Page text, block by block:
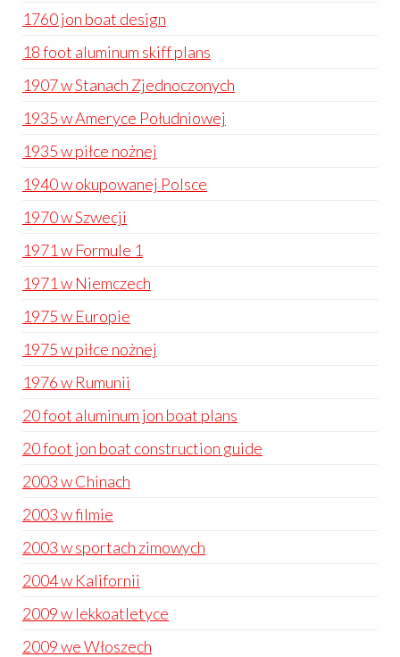
1760 jon boat design
18 foot aluminum skiff plans
1907 w Stanach Zjednoczonych
1935 w Ameryce Południowej
1935 w piłce nożnej
1940 w okupowanej Polsce
1970 w Szwecji
1971 w Formule 1
1971 w Niemczech
1975 w Europie
1975 w piłce nożnej
1976 w Rumunii
20 foot aluminum jon boat plans
20 foot jon boat construction guide
2003 w Chinach
2003 w filmie
2003 w sportach zimowych
2004 w Kalifornii
2009 w lekkoatletyce
2009 we Włoszech